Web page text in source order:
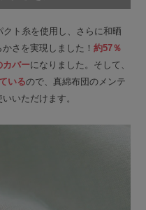
ト糸を使用し、さらに和晒
さを実現しました！約57％
カバーになりました。そして、
いるので、真綿布団のメンテ
いただけます。